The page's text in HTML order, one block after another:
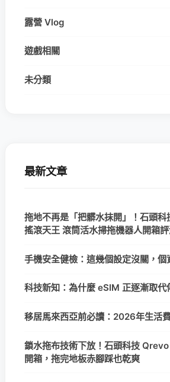
露營 Vlog
遊戲相關
未分類
最新文章
拖地不再是「把髒水抹開」！石頭
搖滾天王 滾筒活水掃拖機器人開箱評
手機安全健檢：這幾個設定沒關，個
科技新知：為什麼 eSIM 正逐漸取代
移居馬來西亞前必讀：2026年生活
鎖水拖布技術下放！石頭科技
開箱，拖完地板赤腳踩也乾爽